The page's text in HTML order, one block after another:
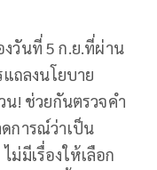
งวันที่ 5 ก.ย.ที่ผ่าน
แถลงนโยบาย
! ช่วยกันตรวจคำ
การณ์ว่าเป็น
ม่มีเรื่องให้เลือก